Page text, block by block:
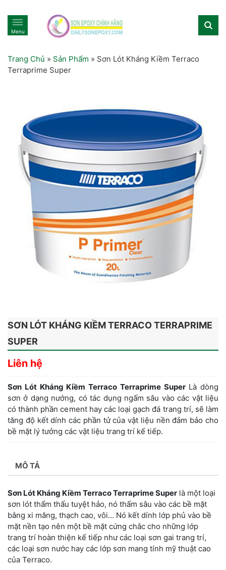
Menu
Trang Chủ » Sản Phẩm » Sơn Lót Kháng Kiềm Terraco
Terraprime Super
SƠN LÓT KHÁNG KIỀM TERRACO TERRAPRIME
SUPER
Liên hệ
Sơn Lót Kháng Kiềm Terraco Terraprime SuperLà dòng
sơn ở dạng nướng, có tác dụng ngấm sâu vào các vật liệu
có thành phần cement hay các loại gạch đá trang trí, sẽ làm
tăng độ kết dính các phần tử của vật liệu nền đảm bảo cho
bề mặt lý tưởng các vật liệu trang trí kế tiếp.
MÔ TẢ
Sơn Lót Kháng Kiềm Terraco Terraprime Super là một loại
sơn lót thẩm thấu tuyệt hảo, nó thấm sâu vào các bề mặt
bằng xi măng, thạch cao, vôi… Nó kết dính lớp phủ vào bề
mặt nền tạo nên một bề mặt cứng chắc cho những lớp
trang trí hoàn thiện kế tiếp như các loại sơn gai trang trí,
các loại sơn nước hay các lớp sơn mang tính mỹ thuật cao
của Terraco.